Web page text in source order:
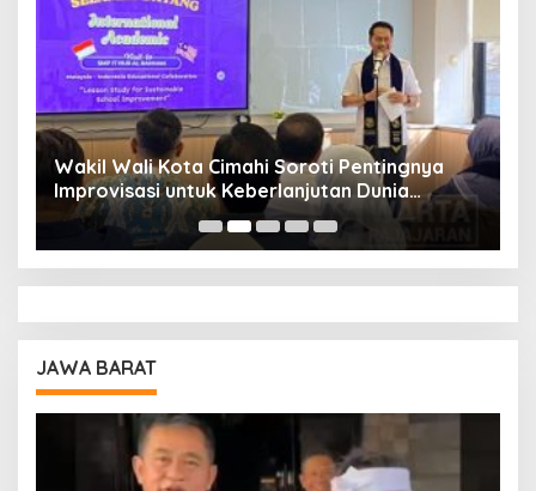
Wakil Wali Kota Cimahi Soroti Pentingnya
Improvisasi untuk Keberlanjutan Dunia
Pendidikan
JAWA BARAT